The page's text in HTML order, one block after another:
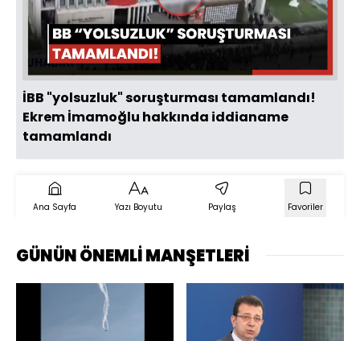
Videoyu
Oynat
İBB "yolsuzluk" soruşturması tamamlandı!
Ekrem İmamoğlu hakkında iddianame
tamamlandı
Ana Sayfa Yazı Boyutu Paylaş Favoriler
GÜNÜN ÖNEMLİ MANŞETLERİ